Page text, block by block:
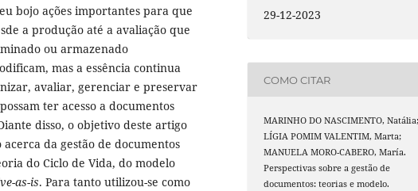
bojo ações importantes para que
a produção até a avaliação que
ou armazenado
mas a essência continua
avaliar, gerenciar e preservar
ter acesso a documentos
disso, o objetivo deste artigo
da gestão de documentos
do Ciclo de Vida, do modelo
as-is. Para tanto utilizou-se como
29-12-2023
COMO CITAR
MARINHO DO NASCIMENTO,
LÍGIA POMIM VALENTIM, Marta;
MANUELA MORO-CABERO, María.
Perspectivas sobre a gestão de
documentos: teorias e modelo.